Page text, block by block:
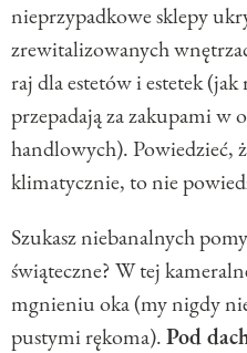
nieprzypadkowe sklepy
zrewitalizowanych
raj dla estetów i estetek
przepadają za zakupami w
handlowych). Powiedzieć,
klimatycznie, to nie
Szukasz niebanalnych
świąteczne? W tej
mgnieniu oka (my nigdy
pustymi rękoma).Pod